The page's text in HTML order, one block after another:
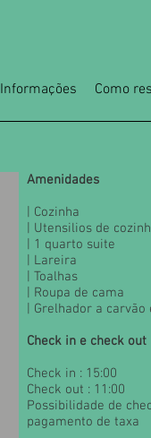
Informações Como
Amenidades
| Cozinha
| Utensilios de
| 1 quarto suite
| Lareira
| Toalhas
| Roupa de cama
| Grelhador a
Check in e check out
Check in : 15:00
Check out : 11:00
Possibilidade de
pagamento de taxa